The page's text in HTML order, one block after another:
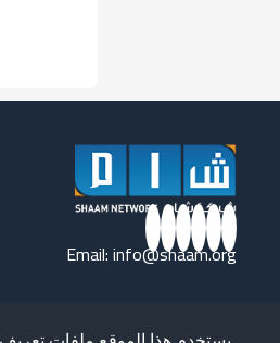
Email:info@shaam.org